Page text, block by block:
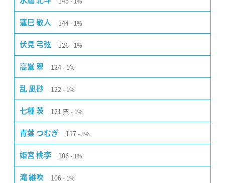
蓮巳 敬人 144 1%
伏見 弓弦 126 1%
高峯 翠 124 1%
乱 凪砂 122 1%
七種 茨 121 票 1%
青葉 つむぎ 117 1%
姫宮 桃李 106 1%
滝 維吹 106 1%